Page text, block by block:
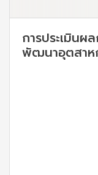
การประเมินผ
พัฒนาอุตสาห